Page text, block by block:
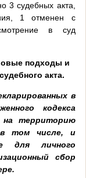
3 судебных акта,
1 отменен с
в суд
подходы и
акта.
в
кодекса
на территорию
в том числе, и
для личного
сбор